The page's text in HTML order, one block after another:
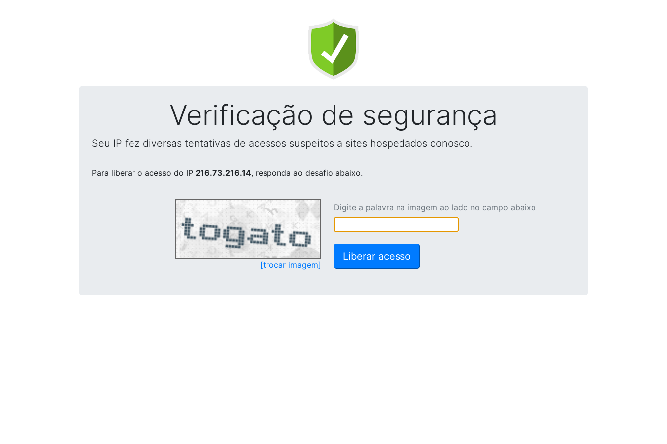
Verificação de segurança
Seu IP fez diversas tentativas de acessos suspeitos a sites hospedados conosco.
Para liberar o acesso do IP 216.73.216.14, responda ao desafio abaixo.
[trocar imagem]
Digite a palavra na imagem ao lado no campo abaixo